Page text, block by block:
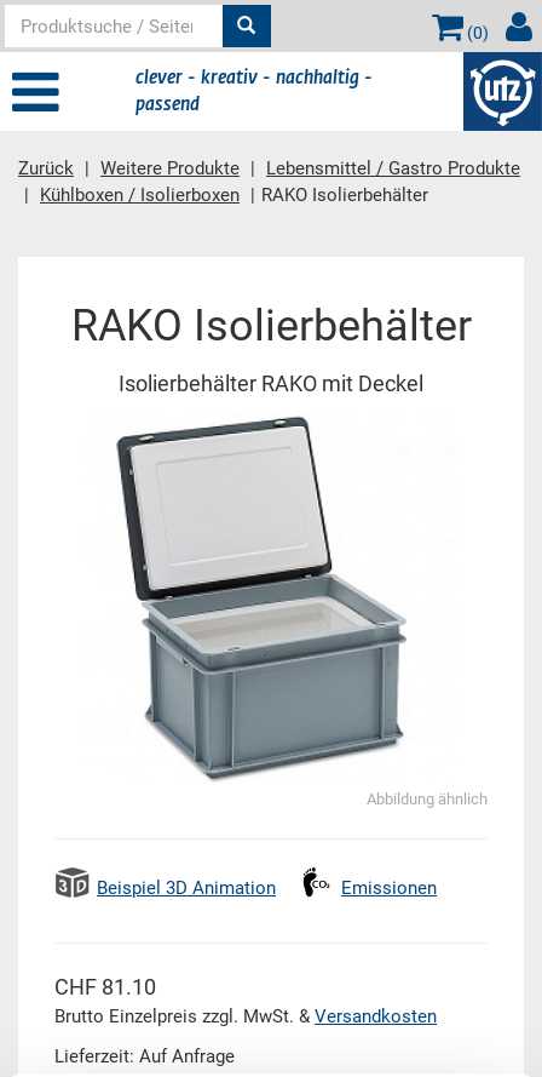
(0)
clever - kreativ - nachhaltig -
passend
Zurück Weitere Produkte
Lebensmittel / Gastro Produkte
Kühlboxen / Isolierboxen
RAKO Isolierbehälter
RAKO Isolierbehälter
Isolierbehälter RAKO mit Deckel
Abbildung ähnlich
Beispiel 3D Animation Emissionen
CHF 81.10
Brutto Einzelpreis zzgl. MwSt. & Versandkosten
Lieferzeit: Auf Anfrage